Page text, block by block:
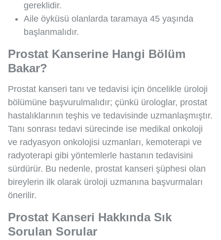
gereklidir.
Aile öyküsü olanlarda taramaya 45 yaşında
başlanmalıdır.
Prostat Kanserine Hangi Bölüm
Bakar?
Prostat kanseri tanı ve tedavisi için öncelikle üroloji
bölümüne başvurulmalıdır; çünkü ürologlar, prostat
hastalıklarının teşhis ve tedavisinde uzmanlaşmıştır.
Tanı sonrası tedavi sürecinde ise medikal onkoloji
ve radyasyon onkolojisi uzmanları, kemoterapi ve
radyoterapi gibi yöntemlerle hastanın tedavisini
sürdürür. Bu nedenle, prostat kanseri şüphesi olan
bireylerin ilk olarak üroloji uzmanına başvurmaları
önerilir.
Prostat Kanseri Hakkında Sık
Sorulan Sorular